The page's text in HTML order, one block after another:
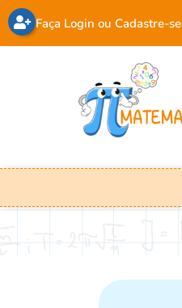
Faça Login ou Cadastre-se